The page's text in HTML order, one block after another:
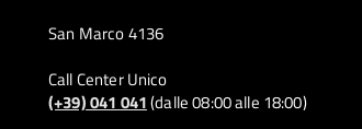
San Marco 4136
Call Center Unico
(+39) 041 041(dalle 08:00 alle 18:00)